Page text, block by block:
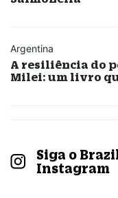
Argentina
A resiliência do
Milei: um livro
Siga o
Instagram